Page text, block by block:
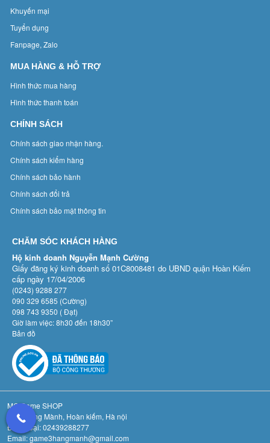
Khuyến mại
Tuyển dụng
Fanpage, Zalo
MUA HÀNG & HỖ TRỢ
Hình thức mua hàng
Hình thức thanh toán
CHÍNH SÁCH
Chính sách giao nhận hàng.
Chính sách kiểm hàng
Chính sách bảo hành
Chính sách đổi trả
Chính sách bảo mật thông tin
CHĂM SÓC KHÁCH HÀNG
Hộ kinh doanh Nguyễn Mạnh Cường
Giấy đăng ký kinh doanh số 01C8008481 do UBND quận Hoàn Kiếm
cấp ngày 17/04/2006
(0243) 9288 277
090 329 6585 (Cường)
098 743 9350 ( Đạt)
Giờ làm việc: 8h30 đến 18h30”
Bản đồ
MC Game SHOP
Số 3 Hàng Mành, Hoàn kiếm, Hà nội
Điệnthoại: 02439288277
Email: game3hangmanh@gmail.com